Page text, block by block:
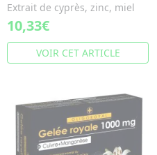
Extrait de cyprès, zinc, miel
10,33€
VOIR CET ARTICLE